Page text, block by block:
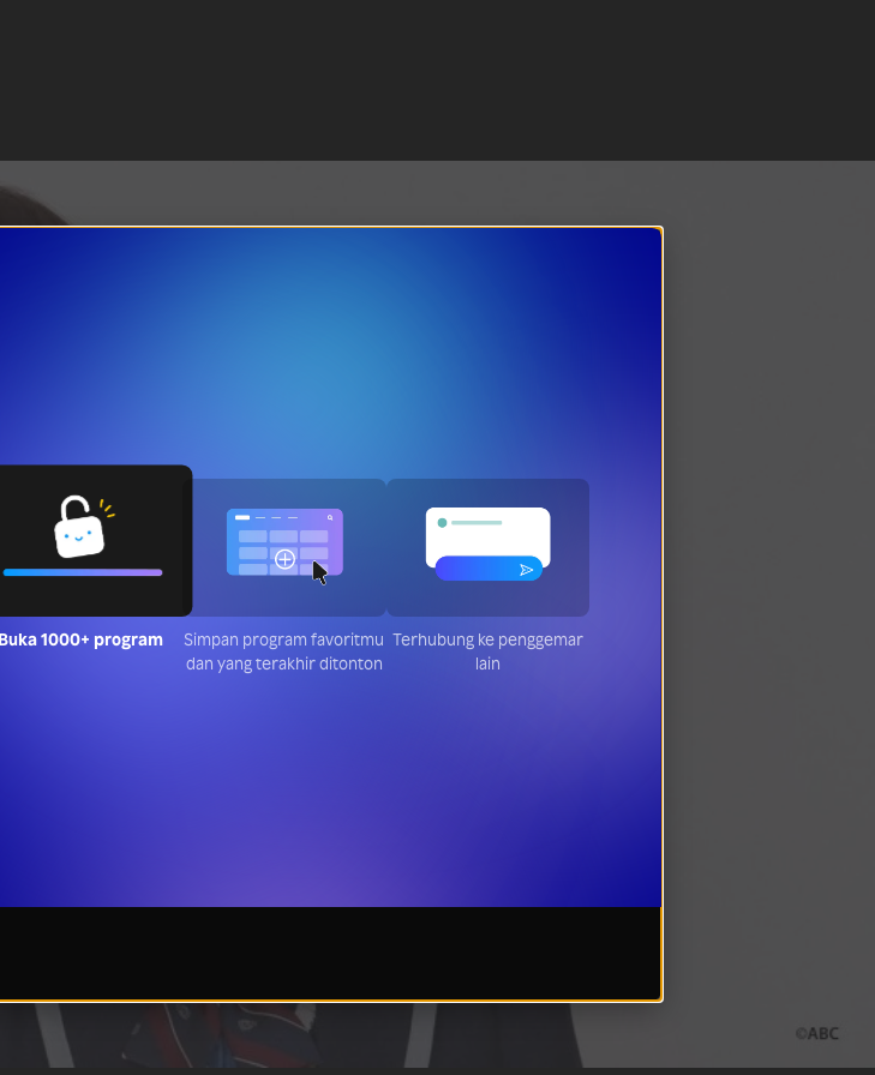
Buka 1000+ program
Simpan program
favoritmu dan yang
Terhubung ke penggemar
lain